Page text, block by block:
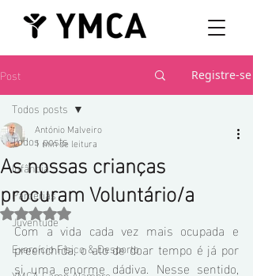
Post Registre-se
Todos posts
Infância
Parcerias
Juventude
Exercício Físico & Desporto
Todos posts
As nossas crianças
procuram Voluntário/a
António Malveiro
1 min de leitura
Avaliado com NaN de 5 estrelas.
Com a vida cada vez mais ocupada e
preenchida, o ato de doar tempo é já por
si uma enorme dádiva. Nesse sentido,